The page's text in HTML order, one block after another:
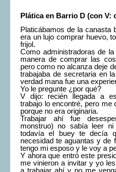
Plática en Barrio D (con V:
Platicábamos de la canasta
era un lujo comprar huevo,
frijol.
Como administradoras de
manera de comprar las
pero como no alcanza deje
trabajaba de secretaria en
verdad mana fue una
Yo le pregunte ¿por qué?
V dijo: recién llegada a
trabajo lo encontré, pero me
porque no era originaria.
Trabajar ahí fue
monstruo) no sabía leer
todavía el buey te decía
necesidad te aguantas y de
tengo mi esposo y le voy a
Y ahora que entró este
me vinieron a invitar y yo
a trabajar ahí y no me